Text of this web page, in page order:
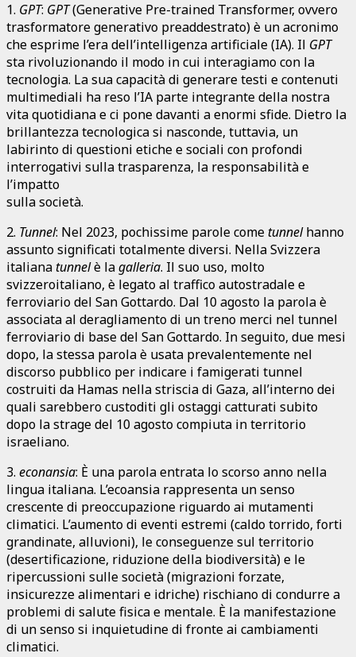
1. GPT: GPT(Generative Pre-trained Transformer, ovvero
trasformatore generativo preaddestrato) è un acronimo
che esprime l’era dell’intelligenza artificiale (IA). Il GPT
sta rivoluzionando il modo in cui interagiamo con la
tecnologia. La sua capacità di generare testi e contenuti
multimediali ha reso l’IA parte integrante della nostra
vita quotidiana e ci pone davanti a enormi sfide. Dietro la
brillantezza tecnologica si nasconde, tuttavia, un
labirinto di questioni etiche e sociali con profondi
interrogativi sulla trasparenza, la responsabilità e
l’impatto
sulla società.
2. Tunnel: Nel 2023, pochissime parole cometunnelhanno
assunto significati totalmente diversi. Nella Svizzera
italianatunnelè lagalleria. Il suo uso, molto
svizzeroitaliano, è legato al traffico autostradale e
ferroviario del San Gottardo. Dal 10 agosto la parola è
associata al deragliamento di un treno merci nel tunnel
ferroviario di base del San Gottardo. In seguito, due mesi
dopo, la stessa parola è usata prevalentemente nel
discorso pubblico per indicare i famigerati tunnel
costruiti da Hamas nella striscia di Gaza, all’interno dei
quali sarebbero custoditi gli ostaggi catturati subito
dopo la strage del 10 agosto compiuta in territorio
israeliano.
3. econansia: È una parola entrata lo scorso anno nella
lingua italiana. L’ecoansia rappresenta un senso
crescente di preoccupazione riguardo ai mutamenti
climatici. L’aumento di eventi estremi (caldo torrido, forti
grandinate, alluvioni), le conseguenze sul territorio
(desertificazione, riduzione della biodiversità) e le
ripercussioni sulle società (migrazioni forzate,
insicurezze alimentari e idriche) rischiano di condurre a
problemi di salute fisica e mentale. È la manifestazione
di un senso si inquietudine di fronte ai cambiamenti
climatici.